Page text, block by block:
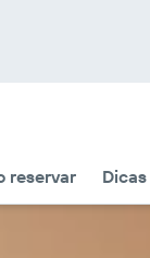
reservar